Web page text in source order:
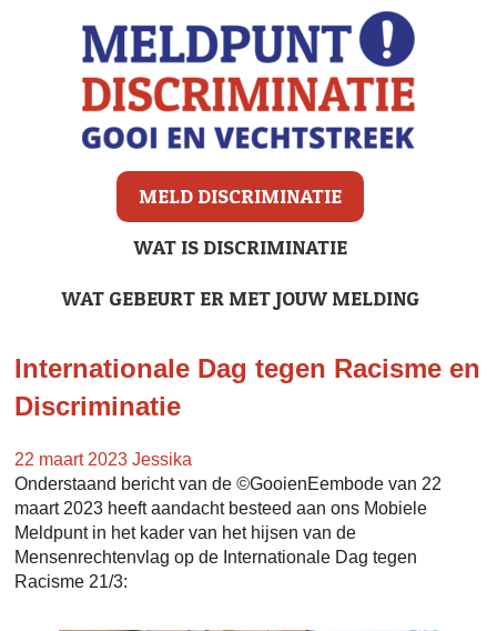
MELD DISCRIMINATIE
WAT IS DISCRIMINATIE
WAT GEBEURT ER MET JOUW MELDING
Internationale Dag tegen Racisme en
Discriminatie
22 maart 2023 Jessika
Onderstaand bericht van de ©GooienEembode van 22
maart 2023 heeft aandacht besteed aan ons Mobiele
Meldpunt in het kader van het hijsen van de
Mensenrechtenvlag op de Internationale Dag tegen
Racisme 21/3: